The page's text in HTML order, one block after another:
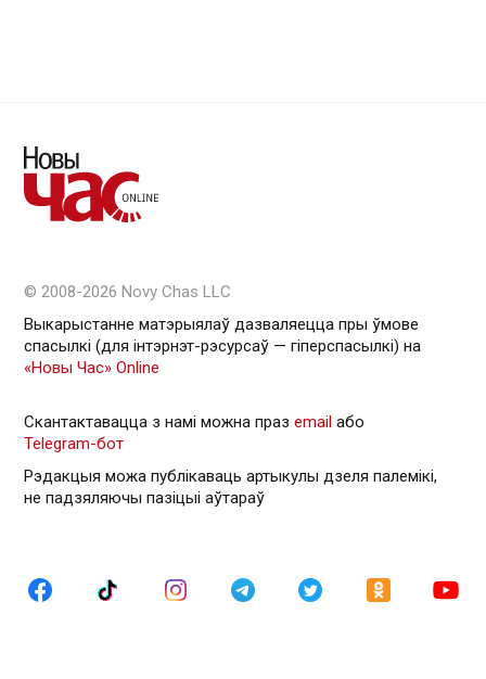
© 2008-2026 Novy Chas LLC
Выкарыстанне матэрыялаў дазваляецца пры ўмове
спасылкі (для інтэрнэт-рэсурсаў — гiперспасылкi) на
«Новы Час» Online
Скантактавацца з намі можна праз email або
Telegram-бот
Рэдакцыя можа публікаваць артыкулы дзеля палемікі,
не падзяляючы пазіцыі аўтараў